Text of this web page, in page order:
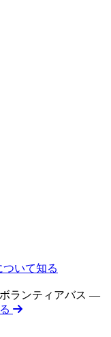
ついて知る
ランティアバス —